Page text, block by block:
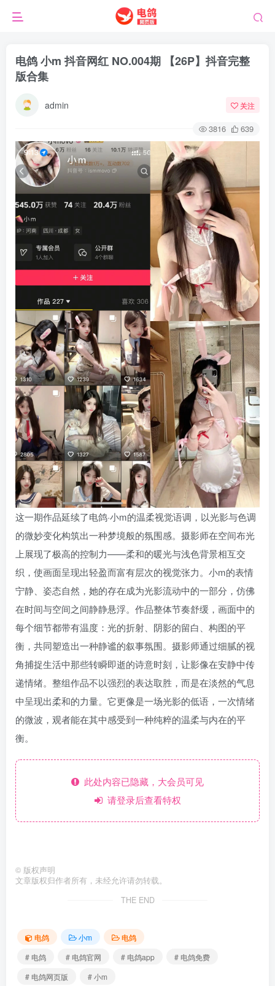
电鸽 小m 抖音网红 NO.004期 【26P】抖音完整
版合集
admin 关注
3816 639
这一期作品延续了电鸽·小m的温柔视觉语调，以光影与色调
的微妙变化构筑出一种梦境般的氛围感。摄影师在空间布光
上展现了极高的控制力——柔和的暖光与浅色背景相互交
织，使画面呈现出轻盈而富有层次的视觉张力。小m的表情
宁静、姿态自然，她的存在成为光影流动中的一部分，仿佛
在时间与空间之间静静悬浮。作品整体节奏舒缓，画面中的
每个细节都带有温度：光的折射、阴影的留白、构图的平
衡，共同塑造出一种静谧的叙事氛围。摄影师通过细腻的视
角捕捉生活中那些转瞬即逝的诗意时刻，让影像在安静中传
递情绪。整组作品不以强烈的表达取胜，而是在淡然的气息
中呈现出柔和的力量。它更像是一场光影的低语，一次情绪
的微波，观者能在其中感受到一种纯粹的温柔与内在的平
衡。
此处内容已隐藏，大会员可见
请登录后查看特权
© 版权声明
文章版权归作者所有，未经允许请勿转载。
THE END
电鸽 小m
电鸽
# 电鸽
# 电鸽官网 # 电鸽app
# 电鸽免费
# 电鸽网页版
# 小m